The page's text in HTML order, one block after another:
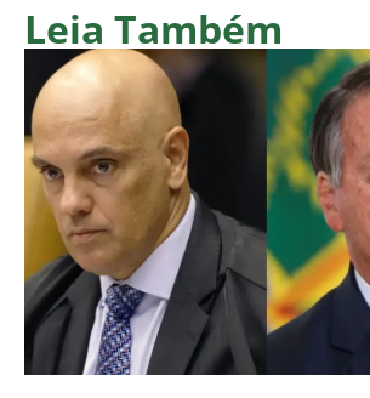
Leia Também